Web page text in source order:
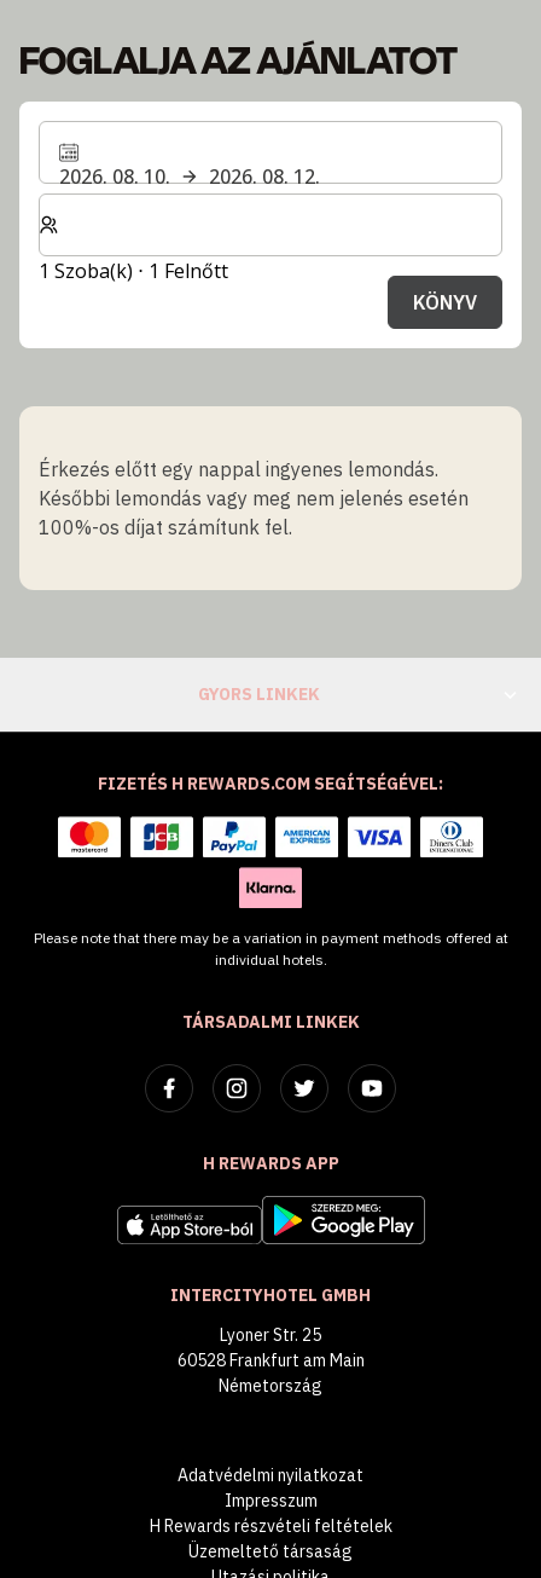
FOGLALJA AZ AJÁNLATOT
2026. 08. 10.
2026. 08. 12.
Válassza ki a szobák és a vendégek számát
1 Szoba(k) ⋅ 1 Felnőtt
KÖNYV
Érkezés előtt egy nappal ingyenes lemondás.
Későbbi lemondás vagy meg nem jelenés esetén
100%-os díjat számítunk fel.
GYORS LINKEK
TÁRSADALMI LINKEK
H REWARDS APP
INTERCITYHOTEL GMBH
Lyoner Str. 25
60528 Frankfurt am Main
Németország
FIZETÉS H REWARDS.COM SEGÍTSÉGÉVEL:
Please note that there may be a variation in payment methods offered at
individual hotels.
Adatvédelmi nyilatkozat
Impresszum
H Rewards részvételi feltételek
Üzemeltető társaság